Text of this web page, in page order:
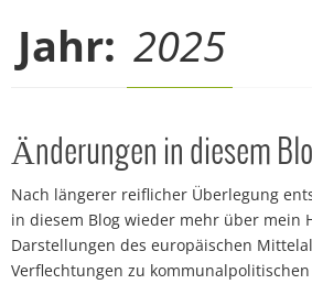
Jahr: 2025
Änderungen in diesem
Nach längerer reiflicher Überlegung
in diesem Blog wieder mehr über mein
Darstellungen des europäischen
Verflechtungen zu